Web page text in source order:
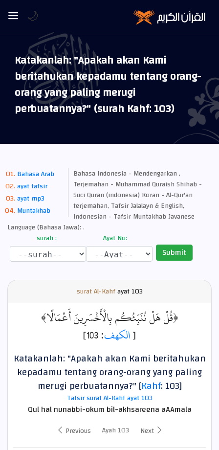
Katakanlah: "Apakah akan Kami
beritahukan kepadamu tentang orang-
orang yang paling merugi
perbuatannya?" (surah Kahf: 103)
Bahasa Arab
ayat tafsir
ayat mp3
Muntakhab
Bahasa Indonesia - Mendengarkan ,
Terjemahan - Muhammad Quraish Shihab -
Suci Quran (indonesia) Koran - Al-Qur'an
terjemahan, Tafsir Jalalayn & English,
Indonesian - Tafsir Muntakhab Javanese
Language (Bahasa Jawa): .
surah :
Ayat No:
Submit
surat Al-Kahfayat103
﴿قُلْ هَلْ نُنَبِّئُكُم بِالْأَخْسَرِينَ أَعْمَالًا﴾
[الكهف: 103]
Katakanlah: "Apakah akan Kami beritahukan
kepadamu tentang orang-orang yang paling
merugi perbuatannya?" [Kahf: 103]
Tafsir surat Al-Kahf ayat 103
Qul hal nunabbi-okum bil-akhsareena aAAmala
Previous Ayah 103 Next
🌙